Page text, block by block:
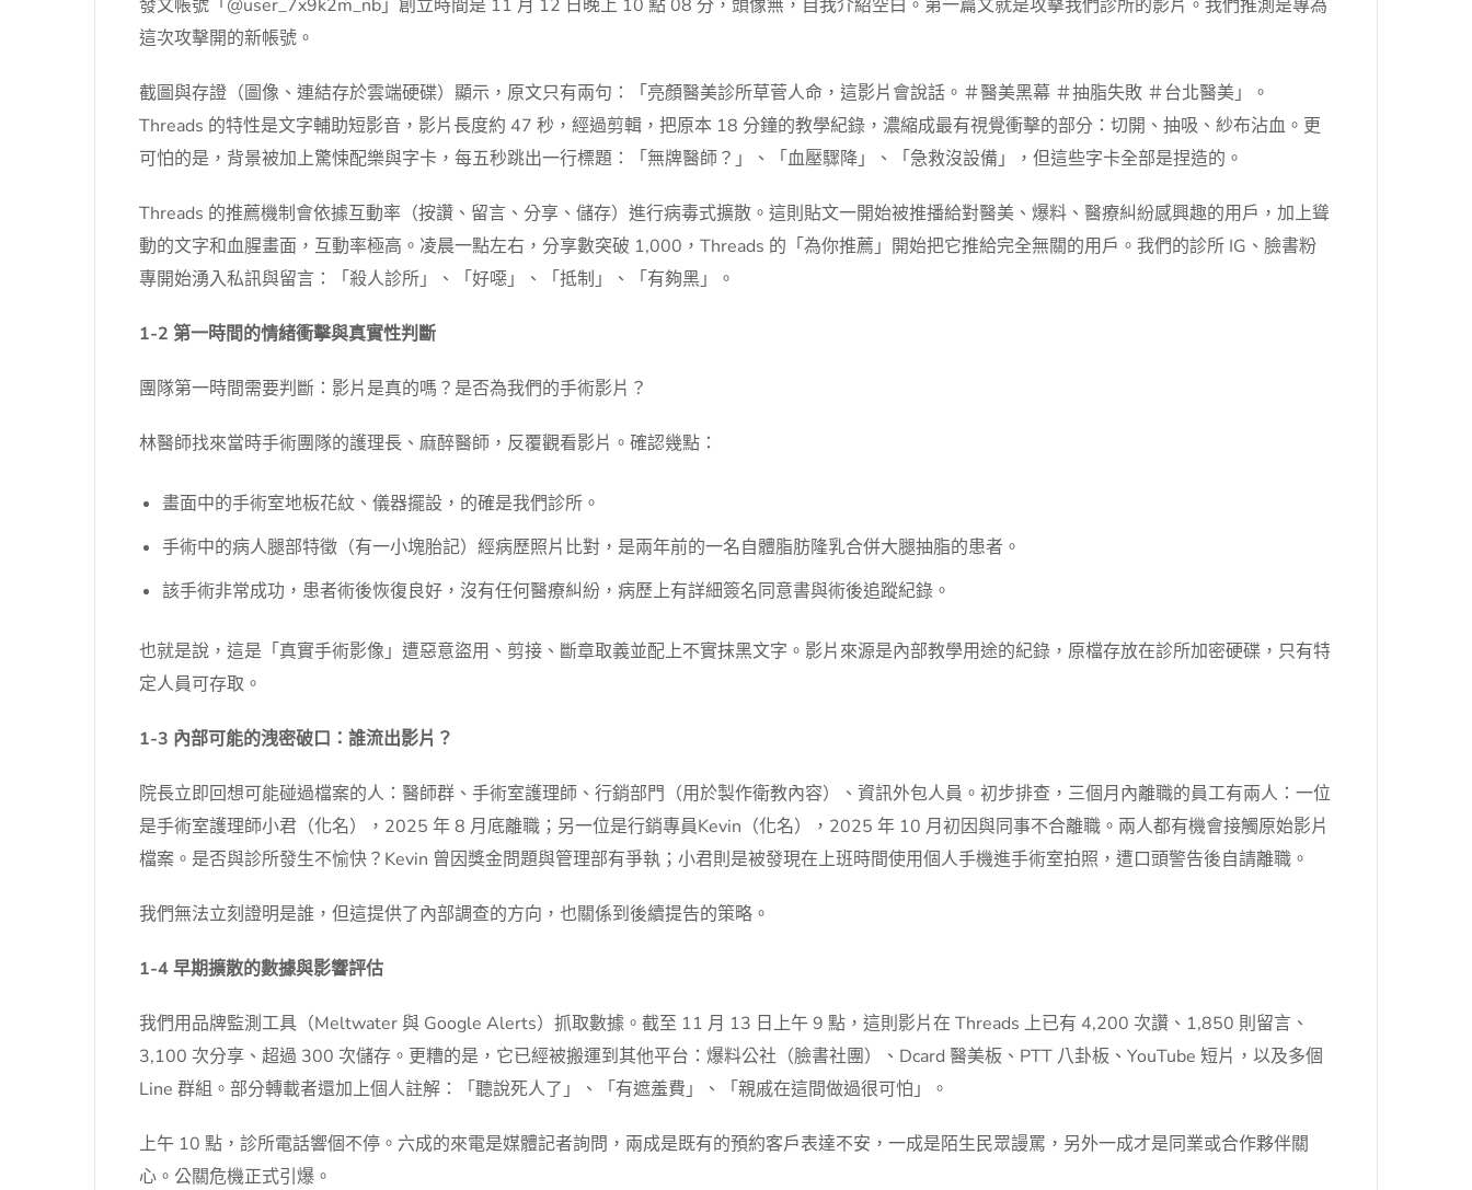
發文帳號「@user_7x9k2m_nb」創立時間是 11 月 12 日晚上 10 點 08 分，頭像無，自我介紹空白。第一篇文就是攻擊我們診所的影片。我們推測是專為
這次攻擊開的新帳號。
截圖與存證（圖像、連結存於雲端硬碟）顯示，原文只有兩句：「亮顏醫美診所草菅人命，這影片會說話。＃醫美黑幕 ＃抽脂失敗 ＃台北醫美」。
Threads 的特性是文字輔助短影音，影片長度約 47 秒，經過剪輯，把原本 18 分鐘的教學紀錄，濃縮成最有視覺衝擊的部分：切開、抽吸、紗布沾血。更
可怕的是，背景被加上驚悚配樂與字卡，每五秒跳出一行標題：「無牌醫師？」、「血壓驟降」、「急救沒設備」，但這些字卡全部是捏造的。
Threads 的推薦機制會依據互動率（按讚、留言、分享、儲存）進行病毒式擴散。這則貼文一開始被推播給對醫美、爆料、醫療糾紛感興趣的用戶，加上聳
動的文字和血腥畫面，互動率極高。凌晨一點左右，分享數突破 1,000，Threads 的「為你推薦」開始把它推給完全無關的用戶。我們的診所 IG、臉書粉
專開始湧入私訊與留言：「殺人診所」、「好噁」、「抵制」、「有夠黑」。
1-2 第一時間的情緒衝擊與真實性判斷
團隊第一時間需要判斷：影片是真的嗎？是否為我們的手術影片？
林醫師找來當時手術團隊的護理長、麻醉醫師，反覆觀看影片。確認幾點：
畫面中的手術室地板花紋、儀器擺設，的確是我們診所。
手術中的病人腿部特徵（有一小塊胎記）經病歷照片比對，是兩年前的一名自體脂肪隆乳合併大腿抽脂的患者。
該手術非常成功，患者術後恢復良好，沒有任何醫療糾紛，病歷上有詳細簽名同意書與術後追蹤紀錄。
也就是說，這是「真實手術影像」遭惡意盜用、剪接、斷章取義並配上不實抹黑文字。影片來源是內部教學用途的紀錄，原檔存放在診所加密硬碟，只有特
定人員可存取。
1-3 內部可能的洩密破口：誰流出影片？
院長立即回想可能碰過檔案的人：醫師群、手術室護理師、行銷部門（用於製作衛教內容）、資訊外包人員。初步排查，三個月內離職的員工有兩人：一位
是手術室護理師小君（化名），2025 年 8 月底離職；另一位是行銷專員Kevin（化名），2025 年 10 月初因與同事不合離職。兩人都有機會接觸原始影片
檔案。是否與診所發生不愉快？Kevin 曾因獎金問題與管理部有爭執；小君則是被發現在上班時間使用個人手機進手術室拍照，遭口頭警告後自請離職。
我們無法立刻證明是誰，但這提供了內部調查的方向，也關係到後續提告的策略。
1-4 早期擴散的數據與影響評估
我們用品牌監測工具（Meltwater 與 Google Alerts）抓取數據。截至 11 月 13 日上午 9 點，這則影片在 Threads 上已有 4,200 次讚、1,850 則留言、
3,100 次分享、超過 300 次儲存。更糟的是，它已經被搬運到其他平台：爆料公社（臉書社團）、Dcard 醫美板、PTT 八卦板、YouTube 短片，以及多個
Line 群組。部分轉載者還加上個人註解：「聽說死人了」、「有遮羞費」、「親戚在這間做過很可怕」。
上午 10 點，診所電話響個不停。六成的來電是媒體記者詢問，兩成是既有的預約客戶表達不安，一成是陌生民眾謾罵，另外一成才是同業或合作夥伴關
心。公關危機正式引爆。